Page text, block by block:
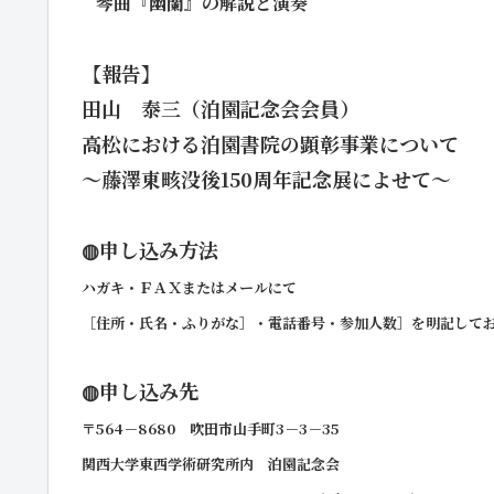
【報告】
田山 泰三（泊園記念会会員）
高松における泊園書院の顕彰事業について
～藤澤東畡没後150周年記念展によせて～
◍申し込み方法
ハガキ・ＦＡＸまたはメールにて
［住所・氏名・ふりがな］・電話番号・参加人数］を明記して
◍申し込み先
〒564－8680 吹田市山手町3－3－35
関西大学東西学術研究所内 泊園記念会